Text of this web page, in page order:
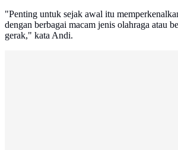
"Penting untuk sejak awal itu
dengan berbagai macam jenis olahraga atau
gerak," kata Andi.